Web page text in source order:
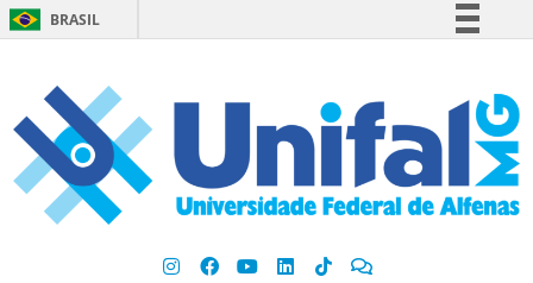
BRASIL
Participe
Acesso à informação
Legislação